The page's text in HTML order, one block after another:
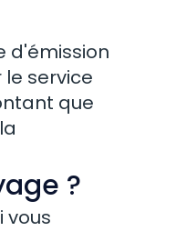
d'émission
service
que
?
vous